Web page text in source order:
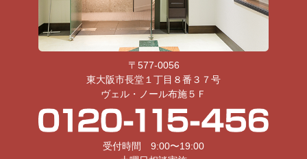
〒577-0056
東大阪市長堂１丁目８番３７号
ヴェル・ノール布施５Ｆ
受付時間 9:00〜19:00